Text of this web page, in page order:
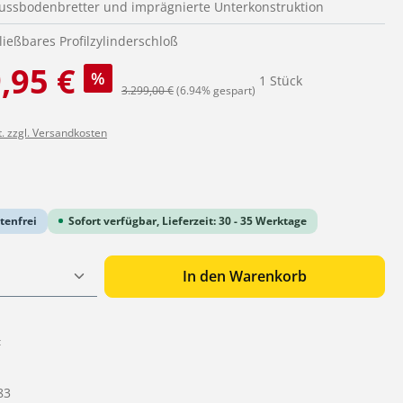
und imprägnierte Unterkonstruktion
Profilzylinderschloß
€ %
Regulärer Preis:
3.299,00 €(6.94% gespart)
1 Stück
zzgl. Versandkosten
Bewertung von 0 von 5 Sternen
Sofort verfügbar, Lieferzeit: 30 - 35 Werktage
Anzahl: Gib den gewünschten Wert
In den Warenkorb